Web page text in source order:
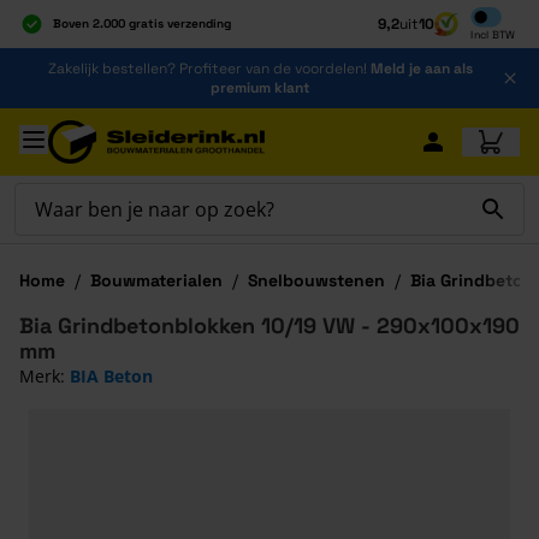
Boven 2.000 gratis verzending
Al 40 jaar dé specialist
Alles onder één dak
9,2uit10
Incl BTW
Inclusief
Ga naar de inhoud
Zakelijk bestellen? Profiteer van de voordelen! Meld je aan als
premium klant
Ga naar hoofdinhoud
Home / Bouwmaterialen / Snelbouwstenen / Bia
Bia Grindbetonblokken 10/19 VW - 290x100x190
mm
Merk: BIA Beton